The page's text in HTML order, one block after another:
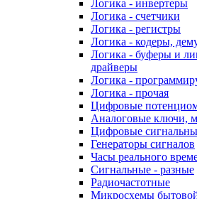
Логика - инвертеры
Логика - счетчики
Логика - регистры
Логика - кодеры,
Логика - буферы и
драйверы
Логика -
Логика - прочая
Цифровые
Аналоговые ключи,
Цифровые
Генераторы сигналов
Часы реального
Сигнальные - разные
Радиочастотные
Микросхемы